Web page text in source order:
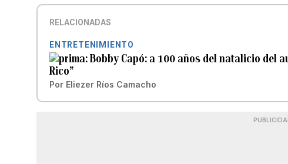
RELACIONADAS
ENTRETENIMIENTO
Bobby Capó: a 100 años del natalicio del
Rico”
Por Eliezer Ríos Camacho